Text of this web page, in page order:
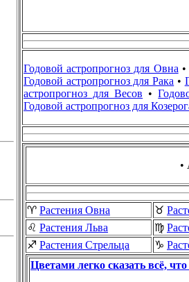
Годовой астропрогноз для Овна
Годовой астропрогноз для Рака •
астропрогноз для Весов •
Годовой астропрогноз для
•
♈ Растения Овна ♉
♌ Растения Льва ♍
♐ Растения Стрельца ♑
Цветами легко сказать всё,